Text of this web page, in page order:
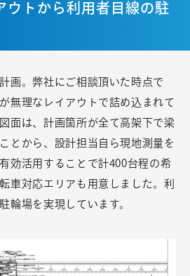
ウトから利用者目線の駐
画。弊社にご相談頂いた時点で
無理なレイアウトで詰め込まれて
面は、計画箇所が全て高架下で梁
とから、設計担当自ら現地測量を
効活用することで計400台程の希
車対応エリアも用意しました。利
輪場を実現しています。